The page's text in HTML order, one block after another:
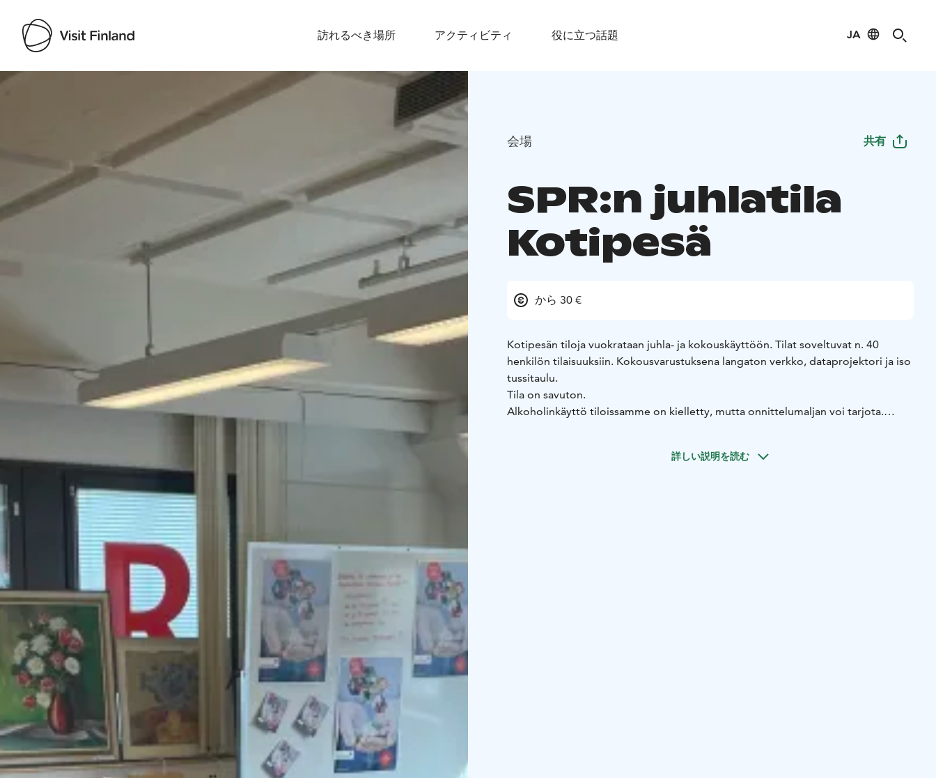
訪れるべき場所 アクティビティ 役に立つ話題 JA
Visit Finland
会場 共有
SPR:n juhlatila
Kotipesä
から 30 €
Kotipesän tiloja vuokrataan juhla- ja kokouskäyttöön. Tilat soveltuvat n. 40
henkilön tilaisuuksiin. Kokousvarustuksena langaton verkko, dataprojektori ja iso
tussitaulu.
Tila on savuton.
Alkoholinkäyttö tiloissamme on kielletty, mutta onnittelumaljan voi tarjota.
詳しい説明を読む